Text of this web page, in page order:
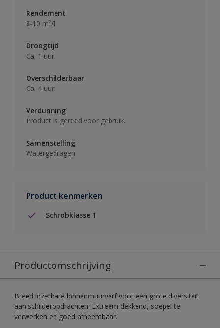
Rendement
8-10 m²/l
Droogtijd
Ca. 1 uur.
Overschilderbaar
Ca. 4 uur.
Verdunning
Product is gereed voor gebruik.
Samenstelling
Watergedragen
Product kenmerken
Schrobklasse 1
Productomschrijving
Breed inzetbare binnenmuurverf voor een grote diversiteit
aan schilderopdrachten. Extreem dekkend, soepel te
verwerken en goed afneembaar.